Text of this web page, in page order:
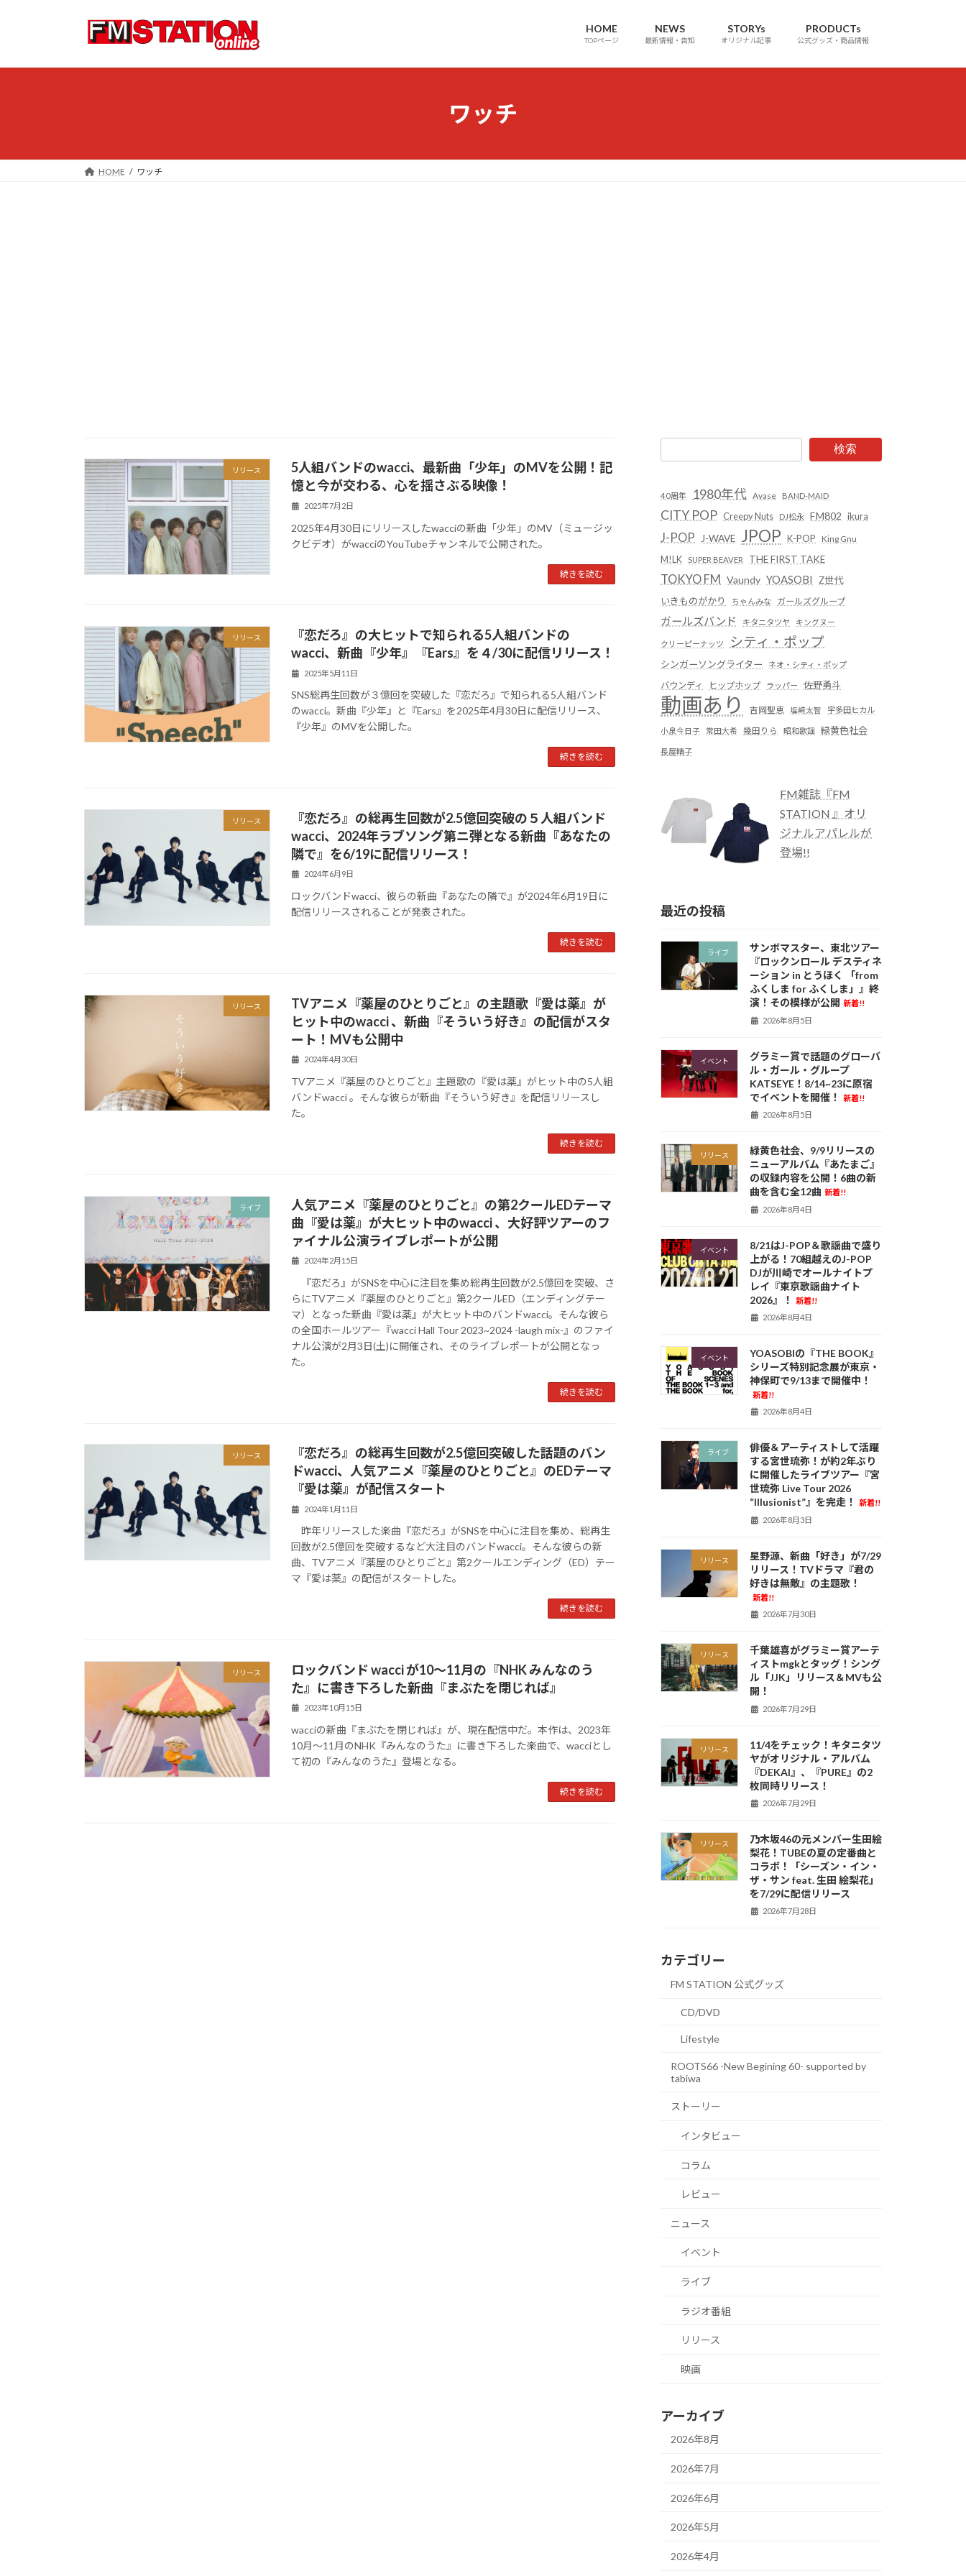
プ
動
HOME
TOPページ
NEWS
最新情報・告知
STORYs
オリジナル記事
PRODUCTs
公式グッズ・商品情報
ワッチ
HOME ワッチ
リリース
5人組バンドのwacci、最新曲「少年」のMVを公開！記
憶と今が交わる、心を揺さぶる映像！
2025年7月2日
2025年4月30日にリリースしたwacciの新曲「少年」のMV（ミュージッ
クビデオ）がwacciのYouTubeチャンネルで公開された。
続きを読む
リリース
『恋だろ』の大ヒットで知られる5人組バンドの
wacci、新曲『少年』『Ears』を４/30に配信リリース！
2025年5月11日
SNS総再生回数が３億回を突破した『恋だろ』で知られる5人組バンド
のwacci。新曲『少年』と『Ears』を2025年4月30日に配信リリース、
『少年』のMVを公開した。
続きを読む
リリース
『恋だろ』の総再生回数が2.5億回突破の５人組バンド
wacci、2024年ラブソング第ニ弾となる新曲『あなたの
隣で』を6/19に配信リリース！
2024年6月9日
ロックバンドwacci、彼らの新曲『あなたの隣で』が2024年6月19日に
配信リリースされることが発表された。
続きを読む
リリース
TVアニメ『薬屋のひとりごと』の主題歌『愛は薬』が
ヒット中のwacci 、新曲『そういう好き』の配信がスタ
ート！MVも公開中
2024年4月30日
TVアニメ『薬屋のひとりごと』主題歌の『愛は薬』がヒット中の5人組
バンドwacci 。そんな彼らが新曲『そういう好き』を配信リリースし
た。
続きを読む
ライブ
人気アニメ『薬屋のひとりごと』の第2クールEDテーマ
曲『愛は薬』が大ヒット中のwacci 、大好評ツアーのフ
ァイナル公演ライブレポートが公開
2024年2月15日
『恋だろ』がSNSを中心に注目を集め総再生回数が2.5億回を突破、さ
らにTVアニメ『薬屋のひとりごと』第2クールED（エンディングテー
マ）となった新曲『愛は薬』が大ヒット中のバンドwacci。そんな彼ら
の全国ホールツアー『wacci Hall Tour 2023~2024 -laugh mix-』のファイ
ナル公演が2月3日(土)に開催され、そのライブレポートが公開となっ
た。
続きを読む
リリース
『恋だろ』の総再生回数が2.5億回突破した話題のバン
ドwacci、人気アニメ『薬屋のひとりごと』のEDテーマ
『愛は薬』が配信スタート
2024年1月11日
昨年リリースした楽曲『恋だろ』がSNSを中心に注目を集め、総再生
回数が2.5億回を突破するなど大注目のバンドwacci。そんな彼らの新
曲、TVアニメ『薬屋のひとりごと』第2クールエンディング（ED）テー
マ『愛は薬』の配信がスタートした。
続きを読む
リリース
ロックバンド wacci が10〜11月の『NHK みんなのう
た』に書き下ろした新曲『まぶたを閉じれば』
2023年10月15日
wacciの新曲『まぶたを閉じれば』が、現在配信中だ。本作は、2023年
10月〜11月のNHK『みんなのうた』に書き下ろした楽曲で、wacciとし
て初の『みんなのうた』登場となる。
続きを読む
検索
40周年 1980年代 Ayase BAND-MAID
CITY POP Creepy Nuts DJ松永 FM802 ikura
J-POP J-WAVE JPOP K-POP
King Gnu
M!LK
SUPER BEAVER THE FIRST TAKE
TOKYO FM Vaundy YOASOBI
Z世代
いきものがかり
ちゃんみな ガールズグループ
ガールズバンド キタニタツヤ キングヌー
クリーピーナッツ シティ・ポップ
シンガーソングライター ネオ・シティ・ポップ
バウンディ ヒップホップ ラッパー 佐野勇斗
動画あり 吉岡聖恵 塩﨑太智 宇多田ヒカル
小泉今日子 常田大希 幾田りら 昭和歌謡 緑黄色社会
長屋晴子
FM雑誌『FM
STATION 』オリ
ジナルアパレルが
登場!!
最近の投稿
ライブ
サンボマスター、東北ツアー
『ロックンロール デスティネ
ーション in とうほく 「from
ふくしま for ふくしま」』終
演！その模様が公開 新着!!
2026年8月5日
イベント
グラミー賞で話題のグローバ
ル・ガール・グループ
KATSEYE！8/14~23に原宿
でイベントを開催！
新着!!
2026年8月5日
リリース
緑黄色社会、9/9リリースの
ニューアルバム『あたまご』
の収録内容を公開！6曲の新
曲を含む全12曲 新着!!
2026年8月4日
イベント
8/21はJ-POP＆歌謡曲で盛り
上がる！70組越えのJ-POP
DJが川崎でオールナイトプ
レイ『東京歌謡曲ナイト
2026』！
新着!!
2026年8月4日
イベント
YOASOBIの『THE BOOK』
シリーズ特別記念展が東京・
神保町で9/13まで開催中！
新着!!
2026年8月4日
ライブ
俳優＆アーティストして活躍
する宮世琉弥！が約2年ぶり
に開催したライブツアー『宮
世琉弥 Live Tour 2026
“Illusionist”』を完走！
新着!!
2026年8月3日
リリース
星野源、新曲「好き」が7/29
リリース！TVドラマ『君の
好きは無敵』の主題歌！
新着!!
2026年7月30日
リリース
千葉雄喜がグラミー賞アーテ
ィストmgkとタッグ！シング
ル「JJK」リリース＆MVも公
開！
2026年7月29日
リリース
11/4をチェック！キタニタツ
ヤがオリジナル・アルバム
『DEKAI』、『PURE』の2
枚同時リリース！
2026年7月29日
リリース
乃木坂46の元メンバー生田絵
梨花！TUBEの夏の定番曲と
コラボ！「シーズン・イン・
ザ・サン feat. 生田 絵梨花」
を7/29に配信リリース
2026年7月28日
カテゴリー
FM STATION 公式グッズ
CD/DVD
Lifestyle
ROOTS66 -New Begining 60- supported by
tabiwa
ストーリー
インタビュー
コラム
レビュー
ニュース
イベント
ライブ
ラジオ番組
リリース
映画
アーカイブ
2026年8月
2026年7月
2026年6月
2026年5月
2026年4月